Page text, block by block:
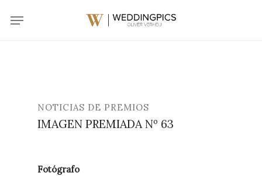
Menu
NOTICIAS DE PREMIOS
IMAGEN PREMIADA Nº 63
Fotógrafo